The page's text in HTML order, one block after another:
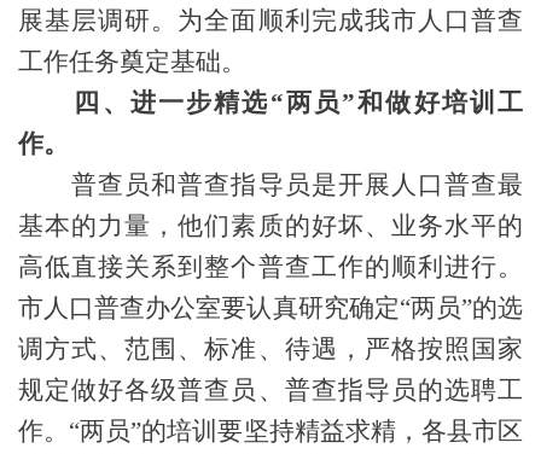
展基层调研。为全面顺利完成我市人口普查
工作任务奠定基础。
四、进一步精选“两员”和做好培训工
作。
普查员和普查指导员是开展人口普查最
基本的力量，他们素质的好坏、业务水平的
高低直接关系到整个普查工作的顺利进行。
市人口普查办公室要认真研究确定“两员”的选
调方式、范围、标准、待遇，严格按照国家
规定做好各级普查员、普查指导员的选聘工
作。“两员”的培训要坚持精益求精，各县市区